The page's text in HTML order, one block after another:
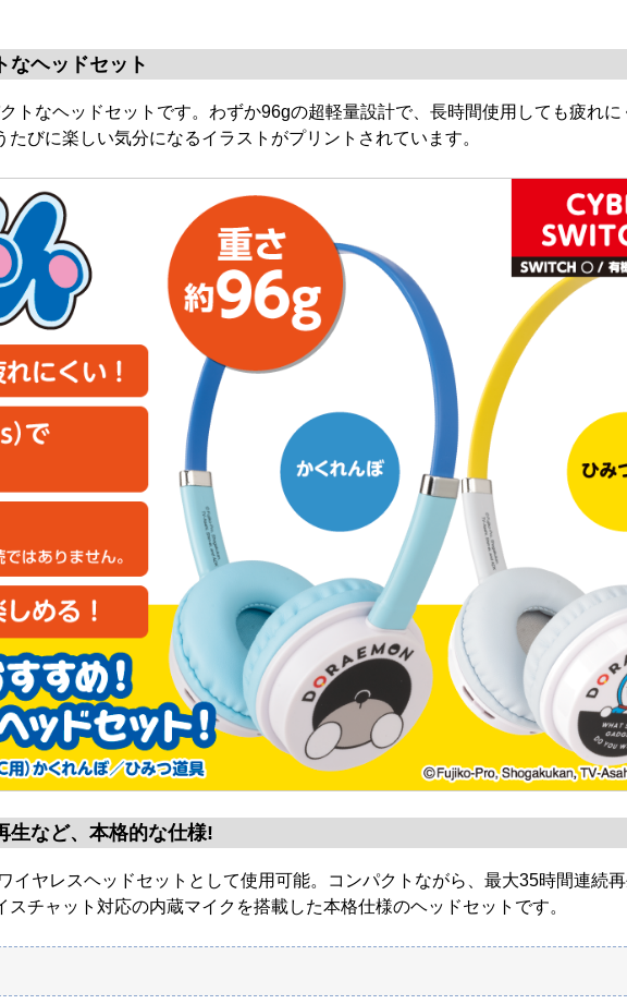
なヘッドセット
トなヘッドセットです。わずか96gの超軽量設計で、長時間使用しても疲れ
びに楽しい気分になるイラストがプリントされています。
生など、本格的な仕様!
ヤレスヘッドセットとして使用可能。コンパクトながら、最大35時間連続
チャット対応の内蔵マイクを搭載した本格仕様のヘッドセットです。